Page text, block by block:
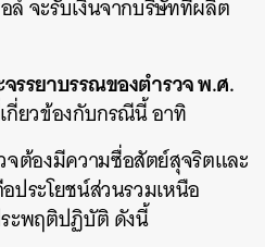
จะรับเงินจากบริษัทที่ผลิต
รรยาบรรณของตำรวจ พ.ศ.
ยวข้องกับกรณีนี้ อาทิ
จต้องมีความซื่อสัตย์สุจริตและ
ระโยชน์ส่วนรวมเหนือ
ะพฤติปฏิบัติ ดังนี้